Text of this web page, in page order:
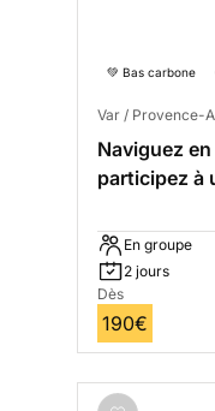
💚 Bas carbone
Var / Provence-
Naviguez
participez à
En groupe
2 jours
Dès
190€